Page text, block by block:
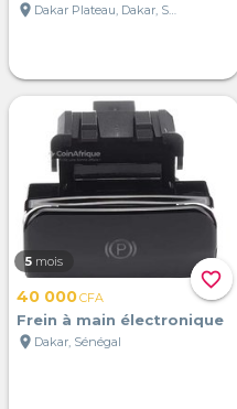
location_on
Dakar Plateau, Dakar, Sénégal
favorite_border
5 mois
40 000CFA
Frein à main électronique
location_on Dakar, Sénégal